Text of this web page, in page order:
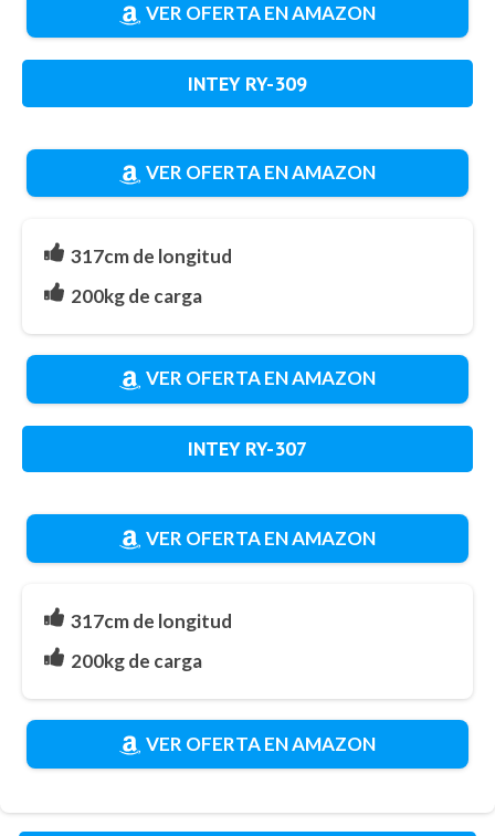
VER OFERTA EN AMAZON
INTEY RY-309
VER OFERTA EN AMAZON
317cm de longitud
200kg de carga
VER OFERTA EN AMAZON
INTEY RY-307
VER OFERTA EN AMAZON
317cm de longitud
200kg de carga
VER OFERTA EN AMAZON